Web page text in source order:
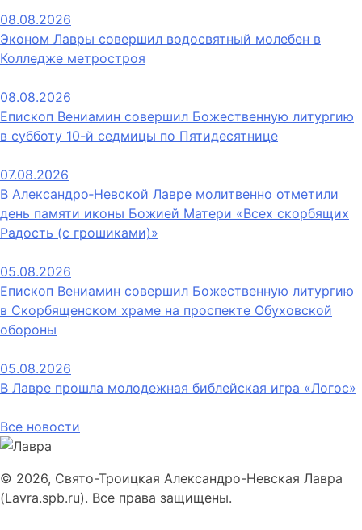
08.08.2026
Эконом Лавры совершил водосвятный молебен в
Колледже метростроя
08.08.2026
Епископ Вениамин совершил Божественную литургию
в субботу 10-й седмицы по Пятидесятнице
07.08.2026
В Александро‑Невской Лавре молитвенно отметили
день памяти иконы Божией Матери «Всех скорбящих
Радость (с грошиками)»
05.08.2026
Епископ Вениамин совершил Божественную литургию
в Скорбященском храме на проспекте Обуховской
обороны
05.08.2026
В Лавре прошла молодежная библейская игра «Логос»
Все новости
© 2026, Свято-Троицкая Александро-Невская Лавра
(Lavra.spb.ru). Все права защищены.